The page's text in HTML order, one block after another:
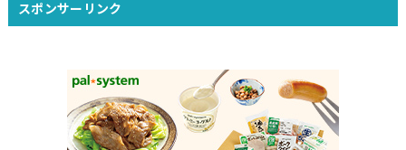
スポンサーリンク